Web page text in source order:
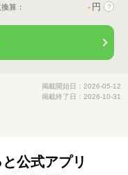
算： - 円 ?
掲載開始日：2026-05-12
掲載終了日：2026-10-31
公式アプリ